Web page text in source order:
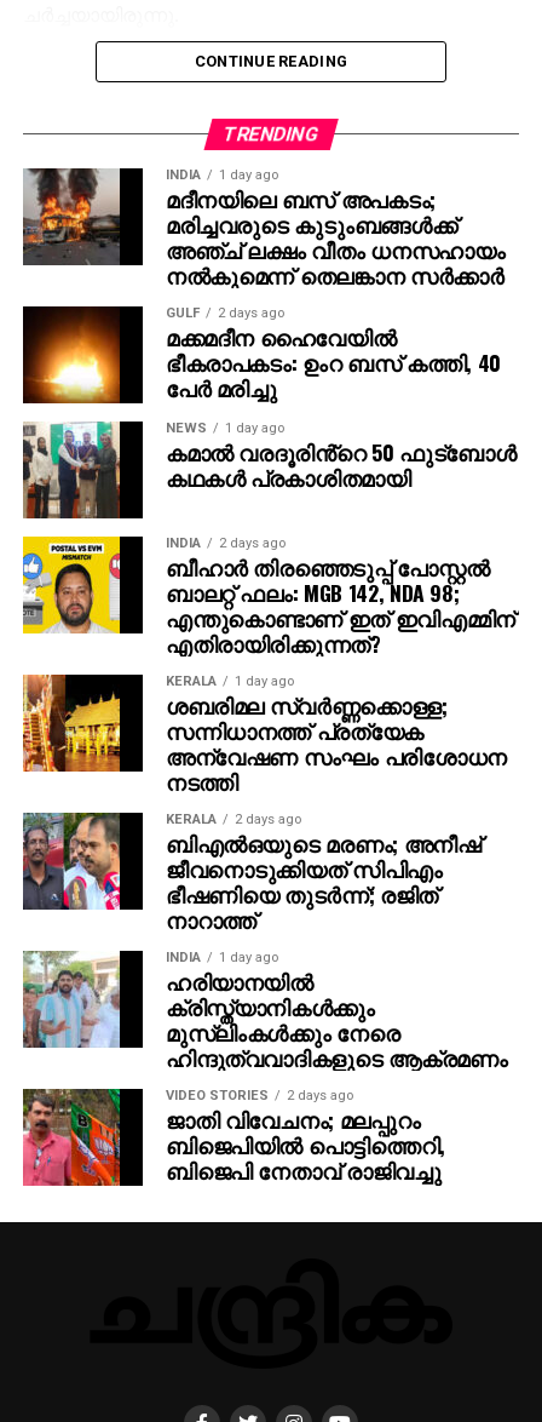
വെറും 22 വയസ്സുള്ള സ്മരണ്‍ ഇതിനകം തന്നെ 3
ഹാഫ് സെഞ്ച്വറികള്‍ എന്നിവ സ്വന്തമാക്കി.
13 ഫസ്റ്റ് ക്ലാസ് മത്സരങ്ങള്‍ കളിച്ച താരം 1000 റണ്‍സ്
പിന്നിട്ടുകഴിഞ്ഞു.
ഐപിഎലില്‍ സ്മരണ്‍ സണ്‍റൈസേഴ്‌സ് ഹൈദരാബാദ്
ടീമിലെ താരമാണ്. 2025 സീസണില്‍ ആദം സാംപയ്ക്ക്
പകരക്കാരനായി 30 ലക്ഷം രൂപയ്ക്ക് എസ്ആര്‍എച്ച്
താരത്തെ ടീമിലെത്തിച്ചെങ്കിലും പരിക്ക് മൂലം
ടൂര്‍ണമെന്റില്‍ നിന്ന് പിന്മാറേണ്ടി വന്നു. സ്മരണ്‍
പുറത്തായതോടെ ഹര്‍ഷ് ദുബെ ടീമിലേക്കെത്തി.
എങ്കിലും സണ്‍റൈസേഴ്‌സ് ഹൈദരാബാദ് 2026
സീസണിലേക്കുള്ള നിലനിര്‍ത്തല്‍ പട്ടികയില്‍ സ്മരണ്‍
ഉള്‍പ്പെടുത്തിയിട്ടുണ്ട്, അതോടെ മടങ്ങിവരവിന് വാതില്‍
തുറന്നു.
CONTINUE READING
TRENDING
INDIA 1 day ago
മദീനയിലെ ബസ് അപകടം;
മരിച്ചവരുടെ കുടുംബങ്ങള്‍ക്ക്
അഞ്ച് ലക്ഷം വീതം ധനസഹായം
നല്‍കുമെന്ന് തെലങ്കാന സര്‍ക്കാര്‍
GULF 2 days ago
മക്കമദീന ഹൈവേയില്‍
ഭീകരാപകടം: ഉംറ ബസ് കത്തി, 40
പേര്‍ മരിച്ചു
NEWS 1 day ago
കമാൽ വരദൂരിൻ്റെ 50 ഫുട്ബോൾ
കഥകൾ പ്രകാശിതമായി
INDIA 2 days ago
ബീഹാർ തിരഞ്ഞെടുപ്പ് പോസ്റ്റൽ
ബാലറ്റ് ഫലം: MGB 142, NDA 98;
എന്തുകൊണ്ടാണ് ഇത് ഇവിഎമ്മിന്
എതിരായിരിക്കുന്നത്?
KERALA 1 day ago
ശബരിമല സ്വര്‍ണ്ണക്കൊള്ള;
സന്നിധാനത്ത് പ്രത്യേക
അന്വേഷണ സംഘം പരിശോധന
നടത്തി
KERALA 2 days ago
ബിഎല്‍ഒയുടെ മരണം; അനീഷ്
ജീവനൊടുക്കിയത് സിപിഎം
ഭീഷണിയെ തുടര്‍ന്ന്; രജിത്
നാറാത്ത്
INDIA 1 day ago
ഹരിയാനയില്‍
ക്രിസ്ത്യാനികള്‍ക്കും
മുസ്‌ലിംകള്‍ക്കും നേരെ
ഹിന്ദുത്വവാദികളുടെ ആക്രമണം
VIDEO STORIES 2 days ago
ജാതി വിവേചനം; മലപ്പുറം
ബിജെപിയില്‍ പൊട്ടിത്തെറി,
ബിജെപി നേതാവ് രാജിവച്ചു